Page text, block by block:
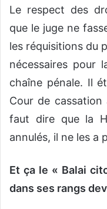
Le respect des
que le juge ne
les réquisitions du
nécessaires pour
chaîne pénale. Il
Cour de
faut dire que la
annulés, il ne les a
Et ça le « Balai
dans ses rangs